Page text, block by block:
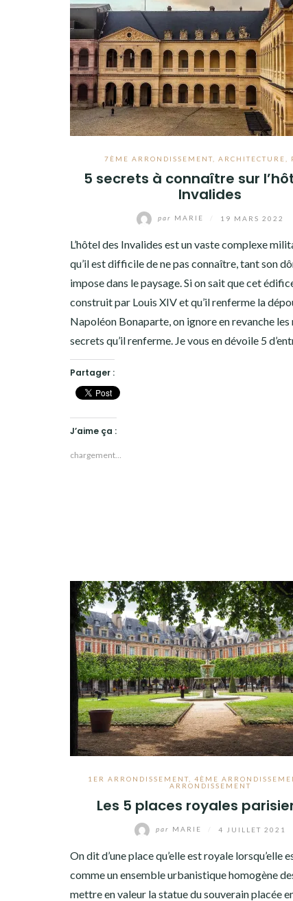
7ÈME ARRONDISSEMENT, ARCHITECTURE
5 secrets à connaître sur
Invalides
par MARIE 19 MARS 2022
L’hôtel des Invalides est un vaste complexe
qu’il est difficile de ne pas connaître, tant son
impose dans le paysage. Si on sait que cet
construit par Louis XIV et qu’il renferme la
Napoléon Bonaparte, on ignore en revanche
secrets qu’il renferme. Je vous en dévoile 5
Partager :
J’aime ça :
chargement…
1ER ARRONDISSEMENT, 4ÈME
ARRONDISSEMENT
Les 5 places royales
par MARIE 4 JUILLET 2021
On dit d’une place qu’elle est royale lorsqu’elle
comme un ensemble urbanistique homogène
mettre en valeur la statue du souverain placée